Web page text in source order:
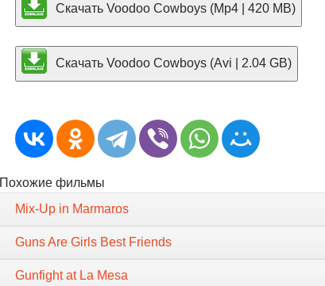
Скачать Voodoo Cowboys (Mp4 | 420 MB)
Скачать Voodoo Cowboys (Avi | 2.04 GB)
Похожие фильмы
Mix-Up in Marmaros
Guns Are Girls Best Friends
Gunfight at La Mesa